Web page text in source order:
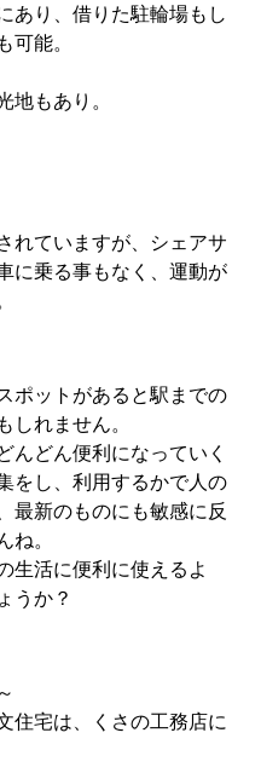
あり、借りた駐輪場もし
可能。
地もあり。
れていますが、シェアサ
に乗る事もなく、運動が
ポットがあると駅までの
しれません。
んどん便利になっていく
をし、利用するかで人の
最新のものにも敏感に反
ね。
生活に便利に使えるよ
うか？
住宅は、くさの工務店に